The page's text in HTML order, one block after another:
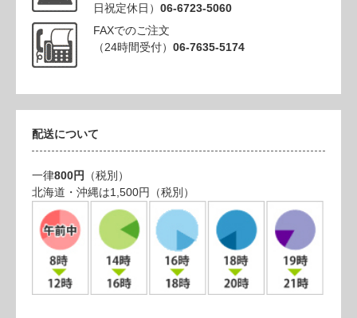
日祝定休日） 06-6723-5060
FAXでのご注文
（24時間受付） 06-7635-5174
配送について
一律800円
（税別）
北海道・沖縄は1,500円（税別）